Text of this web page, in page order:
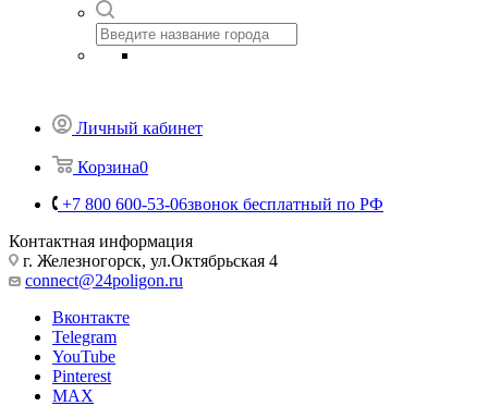
Личный кабинет
Корзина0
+7 800 600-53-06звонок бесплатный по РФ
Контактная информация
г. Железногорск, ул.Октябрьская 4
connect@24poligon.ru
Вконтакте
Telegram
YouTube
Pinterest
MAX